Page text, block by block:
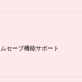
セーブ機能サポート